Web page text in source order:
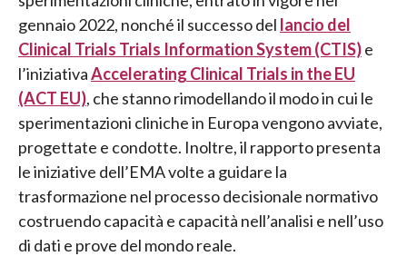
gennaio 2022, nonché il successo del lancio del
Clinical Trials Trials Information System (CTIS)e
l’iniziativaAccelerating Clinical Trials in the EU
(ACT EU), che stanno rimodellando il modo in cui le
sperimentazioni cliniche in Europa vengono avviate,
progettate e condotte. Inoltre, il rapporto presenta
le iniziative dell’EMA volte a guidare la
trasformazione nel processo decisionale normativo
costruendo capacità e capacità nell’analisi e nell’uso
di dati e prove del mondo reale.